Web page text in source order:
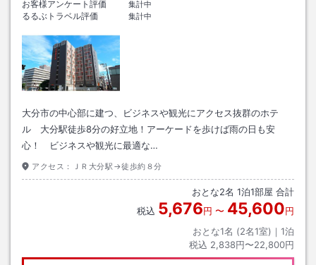
お客様アンケート評価
集計中
るるぶトラベル評価 集計中
大分市の中心部に建つ、ビジネスや観光にアクセス抜群のホテ
ル 大分駅徒歩8分の好立地！アーケードを歩けば雨の日も安
心！ ビジネスや観光に最適な…
アクセス： ＪＲ大分駅→徒歩約８分
おとな2名 1泊1部屋 合計
税込 5,676円 〜 45,600円
おとな1名 (2名1室)｜ 1泊
税込 2,838円〜22,800円